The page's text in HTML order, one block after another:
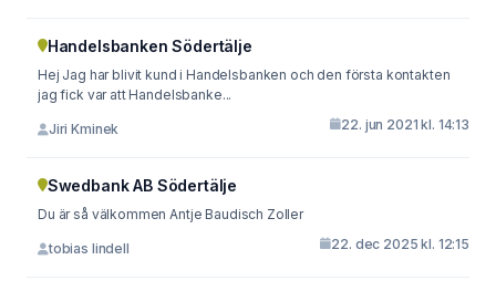
Handelsbanken Södertälje
Hej Jag har blivit kund i Handelsbanken och den första kontakten
jag fick var att Handelsbanke...
Jiri Kminek 22. jun 2021 kl. 14:13
Swedbank AB Södertälje
Du är så välkommen Antje Baudisch Zoller
tobias lindell 22. dec 2025 kl. 12:15